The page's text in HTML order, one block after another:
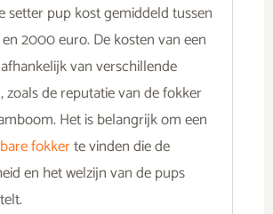
setter pup kost gemiddeld tussen
2000 euro.De kosten van een
van verschillende
zoals de reputatie van de fokker
Het is belangrijk om een
fokkerte vinden die de
en het welzijn van de pups